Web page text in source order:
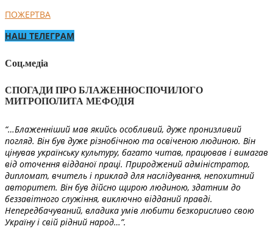
ПОЖЕРТВА
НАШ ТЕЛЕГРАМ
Соц.медіа
СПОГАДИ ПРО БЛАЖЕННОСПОЧИЛОГО
МИТРОПОЛИТА МЕФОДІЯ
“…Блаженніший мав якийсь особливий, дуже пронизливий
погляд. Він був дуже різнобічною та освіченою людиною. Він
цінував українську культуру, багато читав, працював і вимагав
від оточення відданої праці. Природжений адміністратор,
дипломат, вчитель і приклад для наслідування, непохитний
авторитет. Він був дійсно щирою людиною, здатним до
беззавітного служіння, виключно відданий правді.
Непередбачуваний, владика умів любити безкорисливо свою
Україну і свій рідний народ…”.